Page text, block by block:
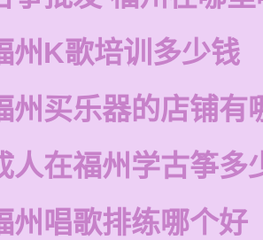
州K歌培训多少钱
州买乐器的店铺有
人在福州学古筝多
州唱歌排练哪个好